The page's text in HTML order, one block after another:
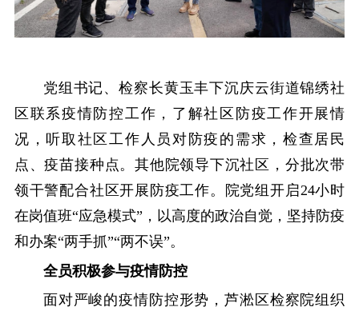
党组书记、检察长黄玉丰下沉庆云街道锦绣社
区联系疫情防控工作，了解社区防疫工作开展情
况，听取社区工作人员对防疫的需求，检查居民
点、疫苗接种点。其他院领导下沉社区，分批次带
领干警配合社区开展防疫工作。院党组开启24小时
在岗值班“应急模式”，以高度的政治自觉，坚持防疫
和办案“两手抓”“两不误”。
全员积极参与疫情防控
面对严峻的疫情防控形势，芦淞区检察院组织